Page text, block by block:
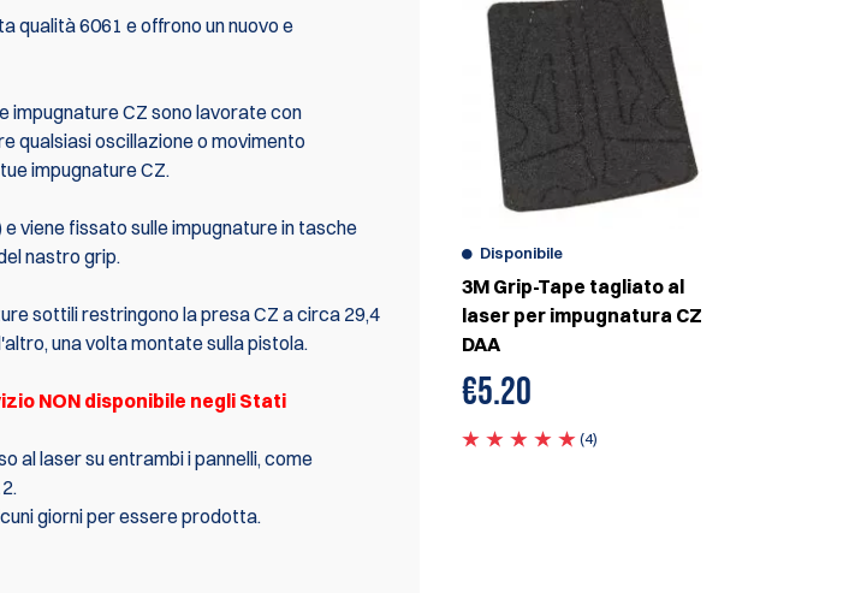
qualità 6061 e offrono un nuovo e
impugnature CZ sono lavorate con
qualsiasi oscillazione o movimento
impugnature CZ.
viene fissato sulle impugnature in tasche
nastro grip.
sottili restringono la presa CZ a circa 29,4
una volta montate sulla pistola.
NON disponibile negli Stati
al laser su entrambi i pannelli, come
giorni per essere prodotta.
Disponibile
3M Grip-Tape tagliato al
laser per impugnatura CZ
DAA
€5.20
(4)